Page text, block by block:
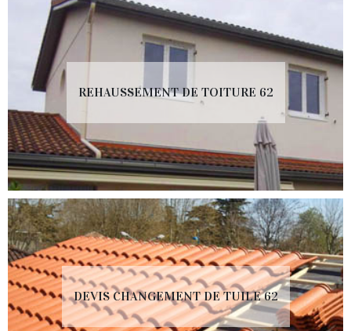
REHAUSSEMENT DE TOITURE 62
DEVIS CHANGEMENT DE TUILE 62